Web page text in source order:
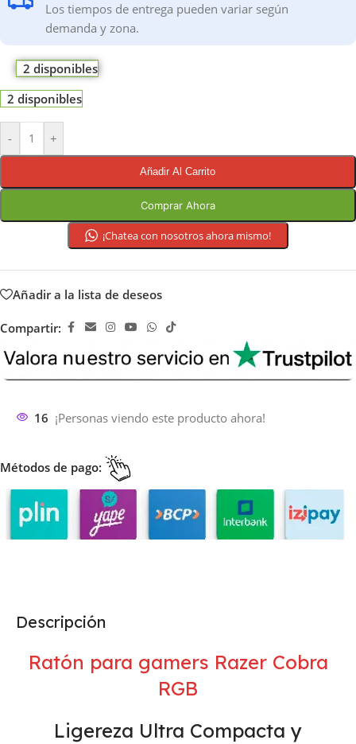
Los tiempos de entrega pueden variar según
demanda y zona.
2 disponibles
2 disponibles
- +
Añadir Al Carrito
Comprar Ahora
¡Chatea con nosotros ahora mismo!
Añadir a la lista de deseos
Compartir:
16 ¡Personas viendo este producto ahora!
Métodos de pago:
Descripción
Ratón para gamers Razer Cobra
RGB
Ligereza Ultra Compacta y